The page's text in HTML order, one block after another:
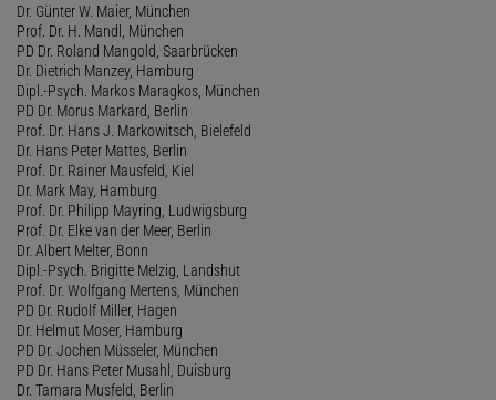
Dr. Günter W. Maier, München
Prof. Dr. H. Mandl, München
PD Dr. Roland Mangold, Saarbrücken
Dr. Dietrich Manzey, Hamburg
Dipl.-Psych. Markos Maragkos, München
PD Dr. Morus Markard, Berlin
Prof. Dr. Hans J. Markowitsch, Bielefeld
Dr. Hans Peter Mattes, Berlin
Prof. Dr. Rainer Mausfeld, Kiel
Dr. Mark May, Hamburg
Prof. Dr. Philipp Mayring, Ludwigsburg
Prof. Dr. Elke van der Meer, Berlin
Dr. Albert Melter, Bonn
Dipl.-Psych. Brigitte Melzig, Landshut
Prof. Dr. Wolfgang Mertens, München
PD Dr. Rudolf Miller, Hagen
Dr. Helmut Moser, Hamburg
PD Dr. Jochen Müsseler, München
PD Dr. Hans Peter Musahl, Duisburg
Dr. Tamara Musfeld, Berlin